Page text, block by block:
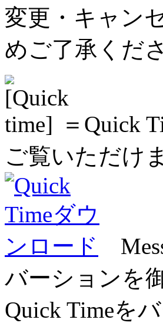
変更・キャン
めご了承くだ
＝Quick
ご覧いただけ
バーションを
Quick Timeを